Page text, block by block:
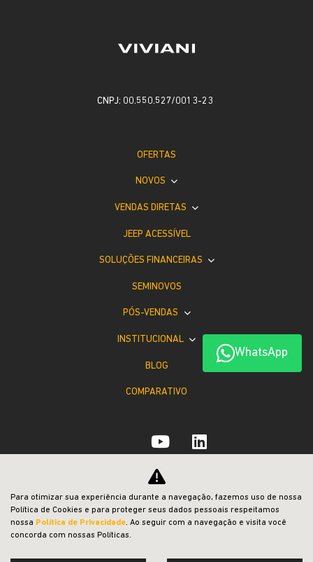
WhatsApp
CNPJ: 00.550.527/0013-23
OFERTAS
NOVOS
VENDAS DIRETAS
JEEP ACESSÍVEL
SOLUÇÕES FINANCEIRAS
SEMINOVOS
PÓS-VENDAS
INSTITUCIONAL
BLOG
COMPARATIVO
Desacelere. Seu bem maior é a vida.
Para otimizar sua experiência durante a navegação, fazemos uso de nossa
Política de Cookies e para proteger seus dados pessoais respeitamos
nossa Política de Privacidade. Ao seguir com a navegação e visita você
concorda com nossas Políticas.